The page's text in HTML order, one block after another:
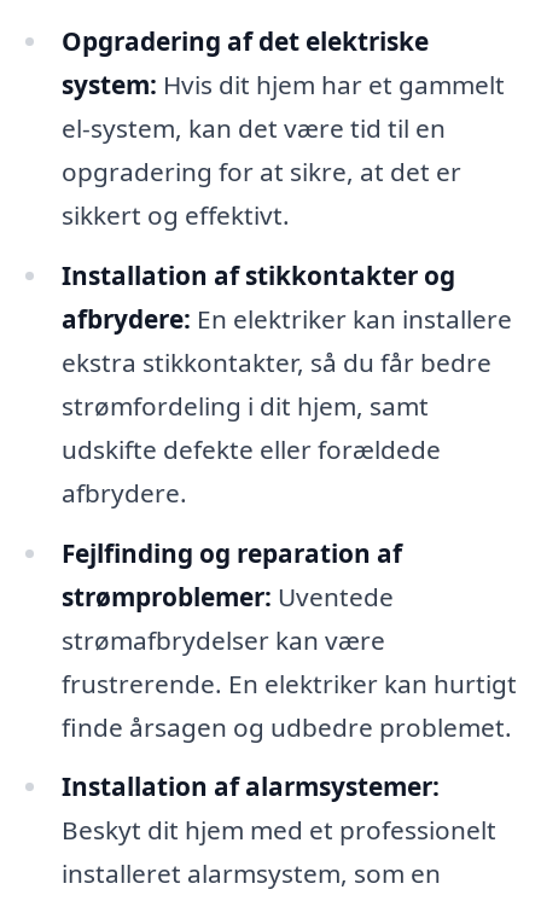
Opgradering af det elektriske
system: Hvis dit hjem har et gammelt
el-system, kan det være tid til en
opgradering for at sikre, at det er
sikkert og effektivt.
Installation af stikkontakter og
afbrydere: En elektriker kan installere
ekstra stikkontakter, så du får bedre
strømfordeling i dit hjem, samt
udskifte defekte eller forældede
afbrydere.
Fejlfinding og reparation af
strømproblemer: Uventede
strømafbrydelser kan være
frustrerende. En elektriker kan hurtigt
finde årsagen og udbedre problemet.
Installation af alarmsystemer:
Beskyt dit hjem med et professionelt
installeret alarmsystem, som en